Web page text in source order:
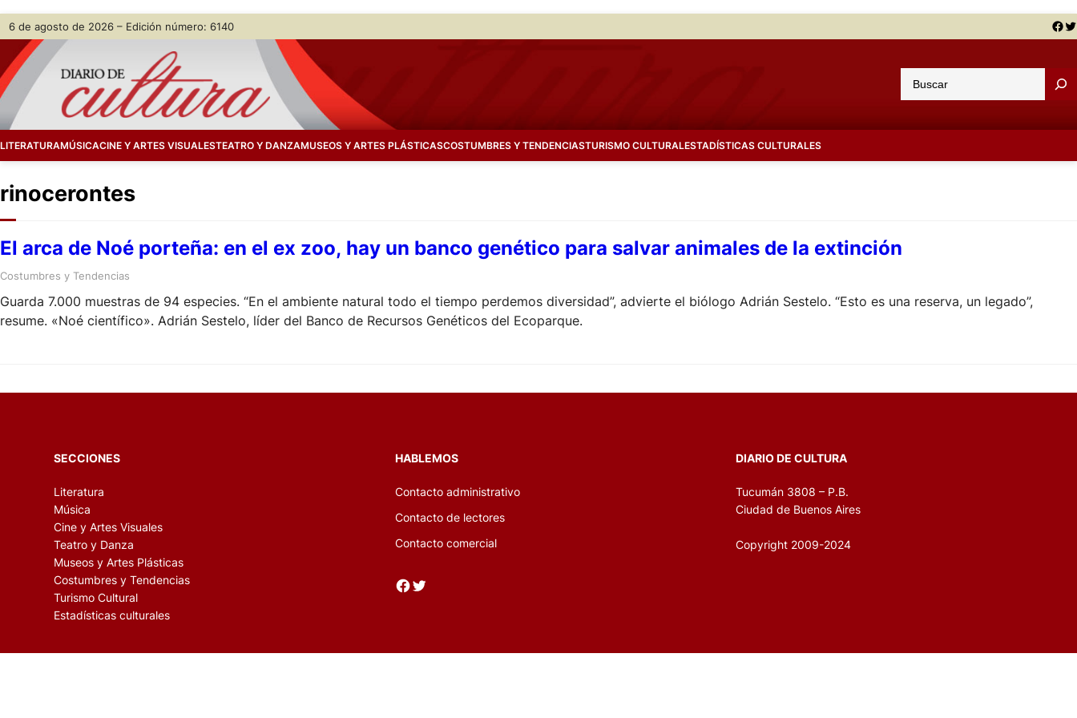
Skip
content
6 de agosto de 2026 – Edición número: 6140 Facebook Twitter
u
a
LITERATURAMÚSICACINE Y ARTES VISUALESTEATRO Y DANZAMUSEOS Y ARTES PLÁSTICASCOSTUMBRES Y TENDENCIASTURISMO CULTURALESTADÍSTICAS CULTURALES
rinocerontes
El arca de Noé porteña: en el ex zoo, hay un banco genético para salvar animales de la extinción
Costumbres y Tendencias
Guarda 7.000 muestras de 94 especies. “En el ambiente natural todo el tiempo perdemos diversidad”, advierte el biólogo Adrián Sestelo. “Esto es una reserva, un legado”,
resume. «Noé científico». Adrián Sestelo, líder del Banco de Recursos Genéticos del Ecoparque.
SECCIONES
Literatura
Música
Cine y Artes Visuales
Teatro y Danza
Museos y Artes Plásticas
Costumbres y Tendencias
Turismo Cultural
Estadísticas culturales
HABLEMOS
Contacto administrativo
Contacto de lectores
Contacto comercial
Facebook Twitter
DIARIO DE CULTURA
Tucumán 3808 – P.B.
Ciudad de Buenos Aires
Copyright 2009-2024